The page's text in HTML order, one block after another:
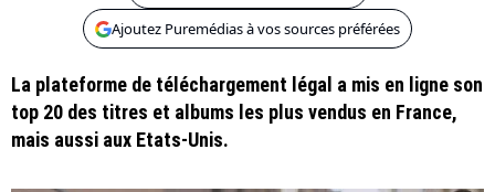
Ajoutez Puremédias à vos sources préférées
La plateforme de téléchargement légal a mis en ligne son
top 20 des titres et albums les plus vendus en France,
mais aussi aux Etats-Unis.